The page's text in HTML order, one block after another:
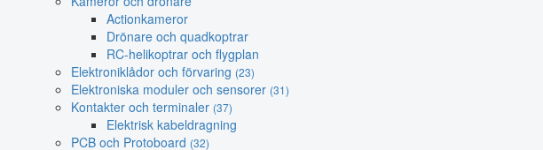
Actionkameror
Drönare och quadkoptrar
RC-helikoptrar och flygplan
Elektroniklådor och förvaring (23)
Elektroniska moduler och sensorer (31)
Kontakter och terminaler (37)
Elektrisk kabeldragning
PCB och Protoboard (32)